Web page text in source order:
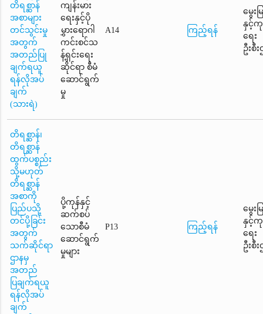
တိရစ္ဆာန်
အစာများ
တင်သွင်းမှု
အတွက်
အတည်ပြု
ချက်ရယူ
ရန်လိုအပ်
ချက်
(သားရဲ)
ကျန်းမား
ရေးနှင့်ပို
မွှားရောဂါ
ကင်းစင်သ
န့်ရှင်းရေး
ဆိုင်ရာ စီမံ
ဆောင်ရွက်
မှု
A14 ကြည့်ရန်
မွေး
နှင့်
ရေး
ဦးစီး
တိရစ္ဆာန်၊
တိရစ္ဆာန်
ထွက်ပစ္စည်း
သို့မဟုတ်
တိရစ္ဆာန်
အစာကို
ပြည်ပသို့
တင်ပို့ခြင်း
အတွက်
သက်ဆိုင်ရာ
ဌာနမှ
အတည်
ပြချက်ရယူ
ရန်လိုအပ်
ချက်
ပို့ကုန်နှင့်
ဆက်စပ်
သောစီမံ
ဆောင်ရွက်
မှုများ
P13 ကြည့်ရန်
မွေး
နှင့်
ရေး
ဦးစီး